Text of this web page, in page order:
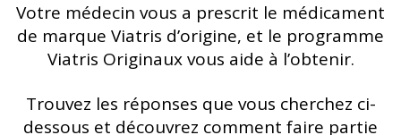
Votre médecin vous a prescrit le médicament
de marque Viatris d’origine, et le programme
Viatris Originaux vous aide à l’obtenir.
Trouvez les réponses que vous cherchez ci-
dessous et découvrez comment faire partie